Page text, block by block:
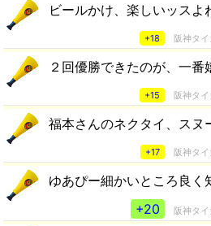
ビールかけ、楽しいッスよ
+18 阪神タイ
２回優勝できたのが、一番
+15 阪神タイ
福本さんのネクタイ、スヌ
+17 阪神タイ
ゆあぴー細かいところ良く
+20
阪神タイ